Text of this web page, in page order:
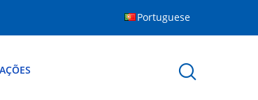
Portuguese